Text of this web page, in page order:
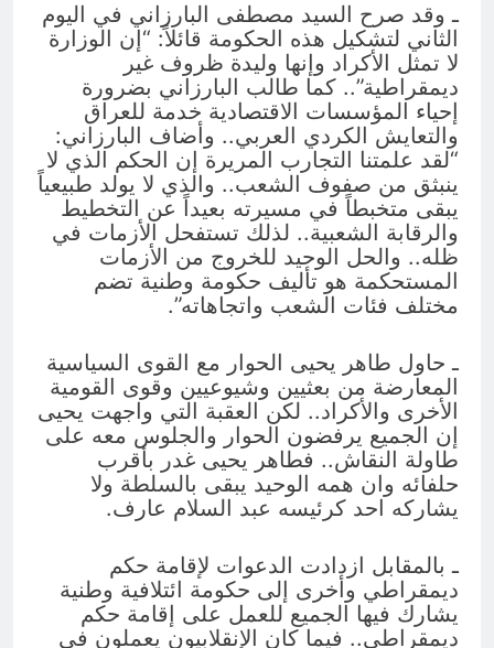
ـ وقد صرح السيد مصطفى البارزاني في اليوم
الثاني لتشكيل هذه الحكومة قائلاً: “إن الوزارة
لا تمثل الأكراد وإنها وليدة ظروف غير
ديمقراطية”.. كما طالب البارزاني بضرورة
إحياء المؤسسات الاقتصادية خدمة للعراق
والتعايش الكردي العربي.. وأضاف البارزاني:
“لقد علمتنا التجارب المريرة إن الحكم الذي لا
ينبثق من صفوف الشعب.. والذي لا يولد طبيعياً
يبقى متخبطاً في مسيرته بعيداً عن التخطيط
والرقابة الشعبية.. لذلك تستفحل الأزمات في
ظله.. والحل الوحيد للخروج من الأزمات
المستحكمة هو تأليف حكومة وطنية تضم
مختلف فئات الشعب واتجاهاته”.
ـ حاول طاهر يحيى الحوار مع القوى السياسية
المعارضة من بعثيين وشيوعيين وقوى القومية
الأخرى والأكراد.. لكن العقبة التي واجهت يحيى
إن الجميع يرفضون الحوار والجلوس معه على
طاولة النقاش.. فطاهر يحيى غدر بأقرب
حلفائه وان همه الوحيد يبقى بالسلطة ولا
يشاركه احد كرئيسه عبد السلام عارف.
ـ بالمقابل ازدادت الدعوات لإقامة حكم
ديمقراطي وأخرى إلى حكومة ائتلافية وطنية
يشارك فيها الجميع للعمل على إقامة حكم
ديمقراطي.. فيما كان الإنقلابيون يعملون في